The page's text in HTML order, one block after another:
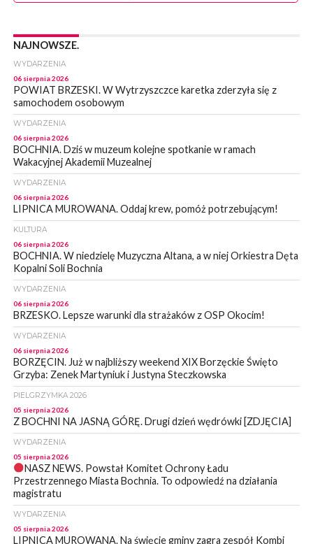
NAJNOWSZE.
WYDARZENIA
06 sierpnia 2026
POWIAT BRZESKI. W Wytrzyszczce karetka zderzyła się z
samochodem osobowym
WYDARZENIA
06 sierpnia 2026
BOCHNIA. Dziś w muzeum kolejne spotkanie w ramach
Wakacyjnej Akademii Muzealnej
WYDARZENIA
06 sierpnia 2026
LIPNICA MUROWANA. Oddaj krew, pomóż potrzebującym!
KULTURA
06 sierpnia 2026
BOCHNIA. W niedzielę Muzyczna Altana, a w niej Orkiestra Dęta
Kopalni Soli Bochnia
WYDARZENIA
06 sierpnia 2026
BRZESKO. Lepsze warunki dla strażaków z OSP Okocim!
WYDARZENIA
06 sierpnia 2026
BORZĘCIN. Już w najbliższy weekend XIX Borzęckie Święto
Grzyba: Zenek Martyniuk i Justyna Steczkowska
PIELGRZYMKA 2026
05 sierpnia 2026
Z BOCHNI NA JASNĄ GÓRĘ. Drugi dzień wędrówki [ZDJĘCIA]
WYDARZENIA
05 sierpnia 2026
NASZ NEWS. Powstał Komitet Ochrony Ładu
Przestrzennego Miasta Bochnia. To odpowiedź na działania
magistratu
WYDARZENIA
05 sierpnia 2026
LIPNICA MUROWANA. Na święcie gminy zagra zespół Kombi